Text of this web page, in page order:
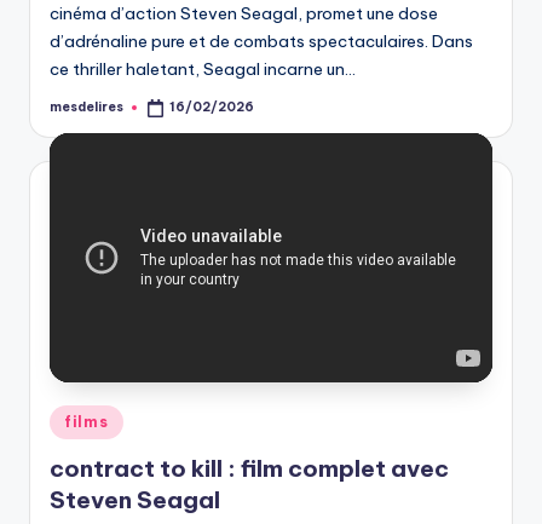
cinéma d’action Steven Seagal, promet une dose
d’adrénaline pure et de combats spectaculaires. Dans
ce thriller haletant, Seagal incarne un…
Posted
mesdelires 16/02/2026
Posted
in
films
contract to kill : film complet avec
Steven Seagal